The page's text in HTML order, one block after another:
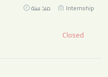
Internship منذ سنة
Closed